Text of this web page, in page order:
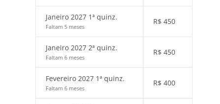
Janeiro 2027 1ª quinz.
Faltam 5 meses
R$ 450
Janeiro 2027 2ª quinz.
Faltam 6 meses
R$ 450
Fevereiro 2027 1ª quinz.
Faltam 6 meses
R$ 400